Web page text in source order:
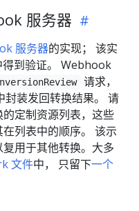
服务器
服务器的实现； 该实
到验证。 Webhook
请求，
封装发回转换结果。 请
定制资源列表，这些
列表中的顺序。 该示
用于其他转换。大多
文件中， 只留下一个